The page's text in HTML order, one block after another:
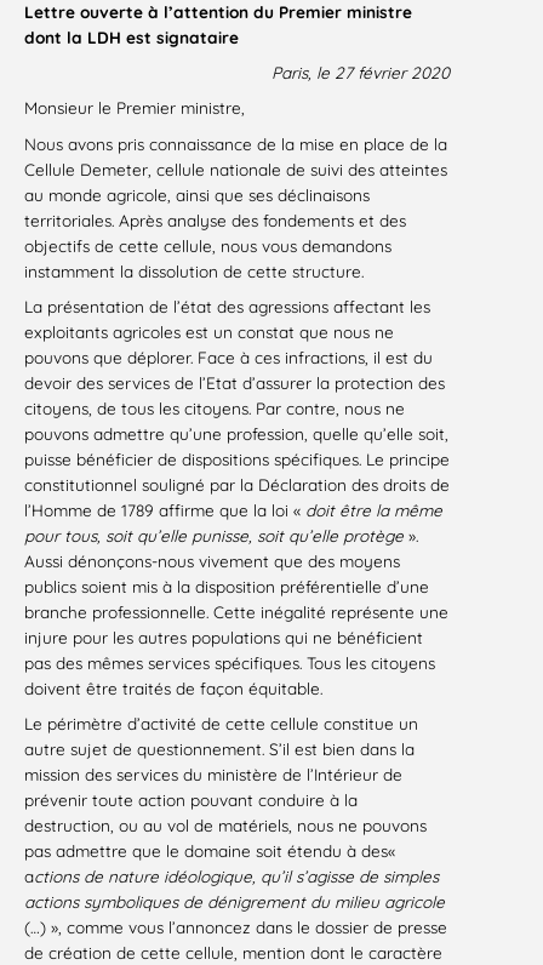
Lettre ouverte à l’attention du Premier ministre
dont la LDH est signataire
Paris, le 27 février 2020
Monsieur le Premier ministre,
Nous avons pris connaissance de la mise en place de la
Cellule Demeter, cellule nationale de suivi des atteintes
au monde agricole, ainsi que ses déclinaisons
territoriales. Après analyse des fondements et des
objectifs de cette cellule, nous vous demandons
instamment la dissolution de cette structure.
La présentation de l’état des agressions affectant les
exploitants agricoles est un constat que nous ne
pouvons que déplorer. Face à ces infractions, il est du
devoir des services de l’Etat d’assurer la protection des
citoyens, de tous les citoyens. Par contre, nous ne
pouvons admettre qu’une profession, quelle qu’elle soit,
puisse bénéficier de dispositions spécifiques. Le principe
constitutionnel souligné par la Déclaration des droits de
l’Homme de 1789 affirme que la loi « doit être la même
pour tous, soit qu’elle punisse, soit qu’elle protège ».
Aussi dénonçons-nous vivement que des moyens
publics soient mis à la disposition préférentielle d’une
branche professionnelle. Cette inégalité représente une
injure pour les autres populations qui ne bénéficient
pas des mêmes services spécifiques. Tous les citoyens
doivent être traités de façon équitable.
Le périmètre d’activité de cette cellule constitue un
autre sujet de questionnement. S’il est bien dans la
mission des services du ministère de l’Intérieur de
prévenir toute action pouvant conduire à la
destruction, ou au vol de matériels, nous ne pouvons
pas admettre que le domaine soit étendu à des«
actions de nature idéologique, qu’il s’agisse de simples
actions symboliques de dénigrement du milieu agricole
(…) », comme vous l’annoncez dans le dossier de presse
de création de cette cellule, mention dont le caractère